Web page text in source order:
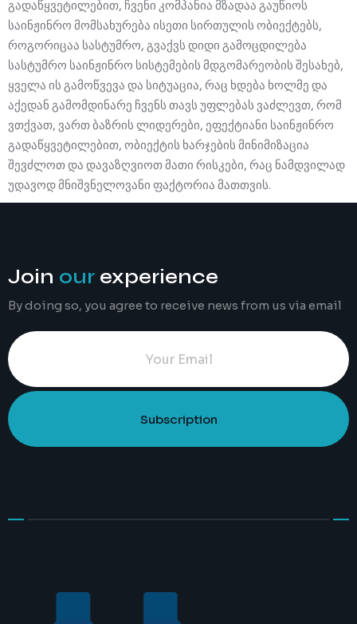
გადაწყვეტილებით, ჩვენი კომპანია მზადაა გაუწიოს
საინჟინრო მომსახურება ისეთი სირთულის ობიექტებს,
როგორიცაა სასტუმრო, გვაქვს დიდი გამოცდილება
სასტუმრო საინჟინრო სისტემების მდგომარეობის შესახებ,
ყველა ის გამოწვევა და სიტუაცია, რაც ხდება ხოლმე და
აქედან გამომდინარე ჩვენს თავს უფლებას ვაძლევთ, რომ
ვთქვათ, ვართ ბაზრის ლიდერები, ეფექტიანი საინჟინრო
გადაწყვეტილებით, ობიექტის ხარჯების მინიმიზაცია
შევძლოთ და დავაზღვიოთ მათი რისკები, რაც ნამდვილად
უდავოდ მნიშვნელოვანი ფაქტორია მათთვის.
Join our experience
By doing so, you agree to receive news from us via email
Subscription